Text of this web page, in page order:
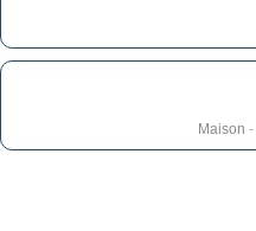
Maison -